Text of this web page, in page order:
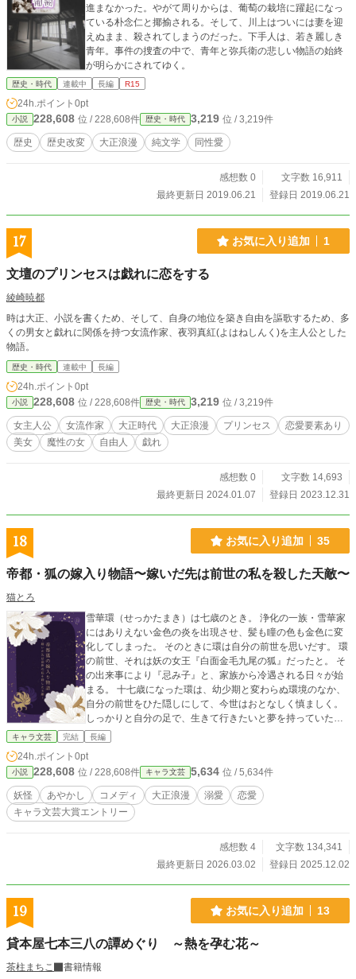
進まなかった。やがて周りからは、葡萄の栽培に躍起になっ
ている朴念仁と揶揄される。そして、川上はついには妻を迎
えぬまま、殺されてしまうのだった。下手人は、若き麗しき
青年。事件の捜査の中で、青年と弥兵衛の悲しい物語の始終
が明らかにされてゆく。
歴史・時代 連載中 長編 R15
24h.ポイント 0pt
小説 228,608 位 / 228,608件 歴史・時代 3,219 位 / 3,219件
歴史 歴史改変 大正浪漫 純文学 同性愛
感想数 0
文字数 16,911
最終更新日 2019.06.21
登録日 2019.06.21
17 お気に入り追加 1
文壇のプリンセスは戯れに恋をする
綾崎暁都
時は大正、小説を書くため、そして、自身の地位を築き自由を謳歌するため、多
くの男女と戯れに関係を持つ女流作家、夜羽真紅(よはねしんく)を主人公とした
物語。
歴史・時代 連載中 長編
24h.ポイント 0pt
小説 228,608 位 / 228,608件 歴史・時代 3,219 位 / 3,219件
女主人公 女流作家 大正時代 大正浪漫 プリンセス
恋愛要素あり
美女
魔性の女 自由人 戯れ
感想数 0
文字数 14,693
最終更新日 2024.01.07
登録日 2023.12.31
18 お気に入り追加 35
帝都・狐の嫁入り物語〜嫁いだ先は前世の私を殺した天敵〜
猫とろ
雪華環（せっかたまき）は七歳のとき。 浄化の一族・雪華家
にはありえない金色の炎を出現させ、髪も瞳の色も金色に変
化してしまった。 そのときに環は自分の前世を思いだす。 環
の前世、それは妖の女王『白面金毛九尾の狐』だったと。 そ
の出来事により『忌み子』と、家族から冷遇される日々が始
まる。 十七歳になった環は、幼少期と変わらぬ環境のなか、
自分の前世をひた隠しにして、今世はおとなしく慎ましく。
しっかりと自分の足で、生きて行きたいと夢を持っていた。
そんなある日。 帝都の剣と名高い、妖の祓いの一族。二十三
いをすることになった。 それなのに鷹夜は何故か環と婚姻を
結ぶと言い出し、混乱する環。挙句、唇まで重ねてしまう。
すると鷹夜はかつての自分。前世の『白面金毛九尾の狐』を
殺した天敵『阿倍野晴命』だと分かった。 愕然とする環に鷹
夜は「大輪の向日葵みたいで美しい」と、環に興味津々のよ
キャラ文芸 完結 長編
24h.ポイント 0pt
小説 228,608 位 / 228,608件 キャラ文芸 5,634 位 / 5,634件
妖怪 あやかし コメディ 大正浪漫 溺愛
恋愛
キャラ文芸大賞エントリー
感想数 4
文字数 134,341
最終更新日 2026.03.02
登録日 2025.12.02
19 お気に入り追加 13
貸本屋七本三八の譚めぐり ～熱を孕む花～
茶柱まちこ
書籍情報